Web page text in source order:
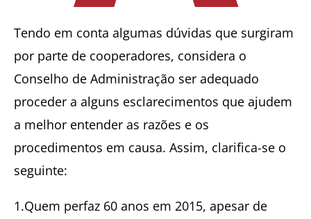
Tendo em conta algumas dúvidas que surgiram
por parte de cooperadores, considera o
Conselho de Administração ser adequado
proceder a alguns esclarecimentos que ajudem
a melhor entender as razões e os
procedimentos em causa. Assim, clarifica-se o
seguinte:
1.Quem perfaz 60 anos em 2015, apesar de